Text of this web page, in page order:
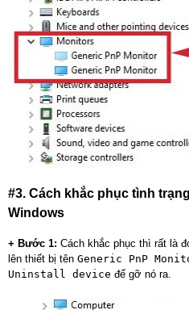
#3. Cách khắc phục tình
Windows
+ Bước 1: Cách khắc phục thì rất là
lên thiết bị tên Generic PnP
Uninstall device để gỡ nó ra.